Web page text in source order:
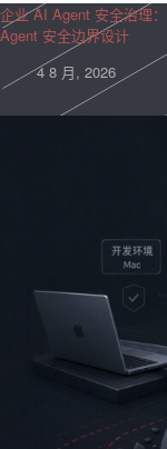
企业 AI Agent 安全治理
Agent 安全边界设计
4 8 月, 2026